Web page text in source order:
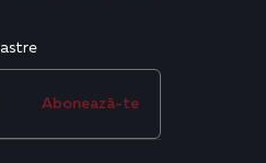
Abonează-te